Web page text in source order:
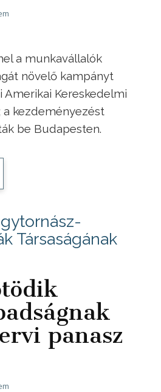
a munkavállalók
növelő kampányt
Kereskedelmi
a kezdeményezést
be Budapesten.
Társaságának
panasz